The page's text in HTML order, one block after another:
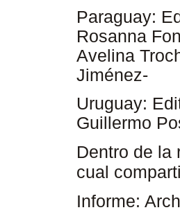
Paraguay:
Rosanna
Avelina
Jiménez-
Uruguay:
Guillermo
Dentro de la
cual
Informe: